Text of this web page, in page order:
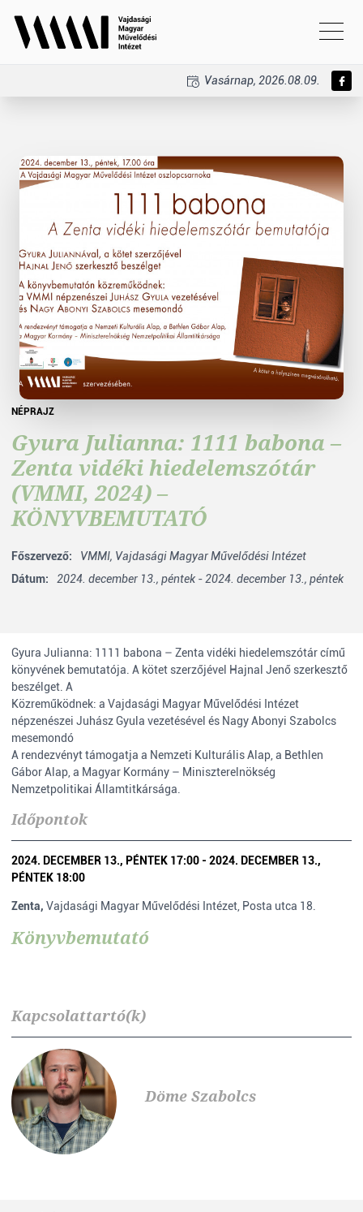
Vasárnap, 2026.08.09.
NÉPRAJZ
Gyura Julianna: 1111 babona –
Zenta vidéki hiedelemszótár
(VMMI, 2024) –
KÖNYVBEMUTATÓ
Főszervező: VMMI, Vajdasági Magyar Művelődési Intézet
Dátum:
2024. december 13., péntek - 2024. december 13., péntek
Gyura Julianna: 1111 babona – Zenta vidéki hiedelemszótár című
könyvének bemutatója. A kötet szerzőjével Hajnal Jenő szerkesztő
beszélget. A
Közreműködnek: a Vajdasági Magyar Művelődési Intézet
népzenészei Juhász Gyula vezetésével és Nagy Abonyi Szabolcs
mesemondó
A rendezvényt támogatja a Nemzeti Kulturális Alap, a Bethlen
Gábor Alap, a Magyar Kormány – Miniszterelnökség
Nemzetpolitikai Államtitkársága.
Időpontok
2024. DECEMBER 13., PÉNTEK 17:00 - 2024. DECEMBER 13.,
PÉNTEK 18:00
Zenta, Vajdasági Magyar Művelődési Intézet, Posta utca 18.
Könyvbemutató
Kapcsolattartó(k)
Döme Szabolcs